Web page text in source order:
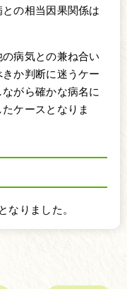
の相当因果関係は
病気との兼ね合い
か判断に迷うケー
がら確かな病名に
ケースとなりま
なりました。